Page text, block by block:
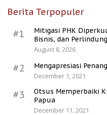
Berita Terpopuler
#1
Mitigasi PHK
Bisnis, dan
August 8, 2026
#2
Mengapresiasi
December 1, 2021
#3
Otsus Memperbaiki
Papua
December 11, 2021